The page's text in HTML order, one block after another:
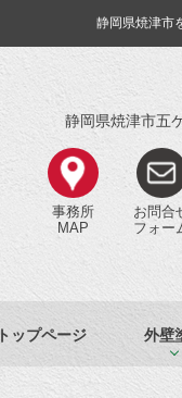
静岡県焼津市
静岡県焼津市五
事務所
MAP
お問合
フォー
トップページ 外壁